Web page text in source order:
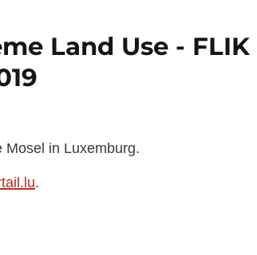
Land Use -
Mosel in Luxemburg.
.